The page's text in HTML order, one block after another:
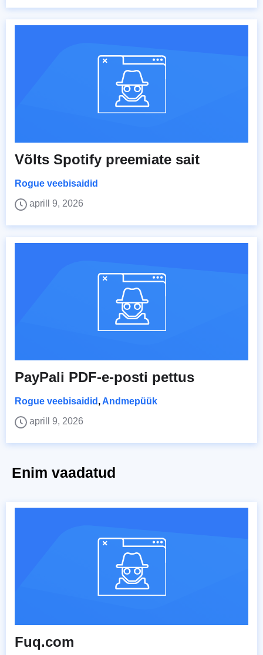
Võlts Spotify preemiate sait
Rogue veebisaidid
aprill 9, 2026
PayPali PDF-e-posti pettus
Rogue veebisaidid , Andmepüük
aprill 9, 2026
Enim vaadatud
Fuq.com